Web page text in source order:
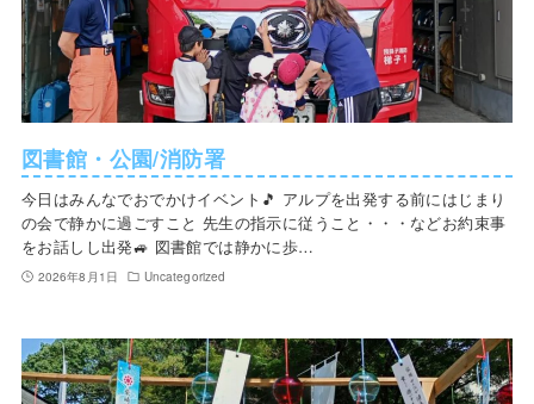
図書館・公園/消防署
今日はみんなでおでかけイベント🎵 アルプを出発する前にはじまり
の会で静かに過ごすこと 先生の指示に従うこと・・・などお約束事
をお話しし出発🚙 図書館では静かに歩…
2026年8月1日 Uncategorized